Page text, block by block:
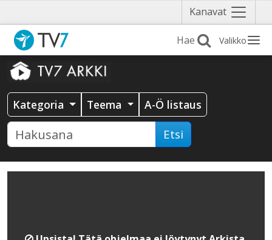
Kanavat Näytä
valikko
Valikko
Kategoria Teema A-Ö listaus
Etsi